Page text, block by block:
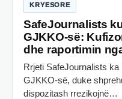
KRYESORE
SafeJournalists
GJKKO-së:
dhe raportimin
Rrjeti SafeJournalists
GJKKO-së, duke
dispozitash rrezikojnë…